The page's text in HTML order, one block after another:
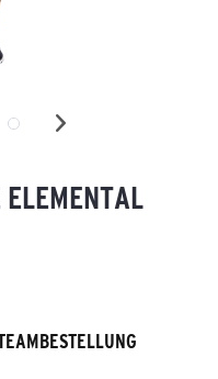
ELEMENTAL